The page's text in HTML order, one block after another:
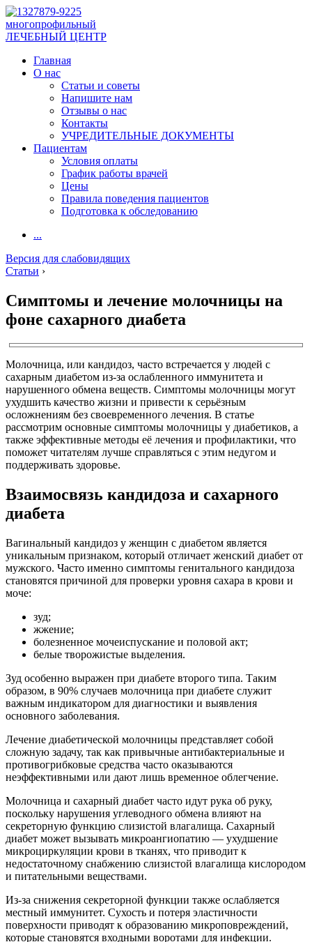
многопрофильный
ЛЕЧЕБНЫЙ ЦЕНТР
Главная
О нас
Статьи и советы
Напишите нам
Отзывы о нас
Контакты
УЧРЕДИТЕЛЬНЫЕ ДОКУМЕНТЫ
Пациентам
Условия оплаты
График работы врачей
Цены
Правила поведения пациентов
Подготовка к обследованию
...
Версия для слабовидящих
Статьи ›
Симптомы и лечение молочницы на
фоне сахарного диабета
Молочница, или кандидоз, часто встречается у людей с
сахарным диабетом из-за ослабленного иммунитета и
нарушенного обмена веществ. Симптомы молочницы могут
ухудшить качество жизни и привести к серьёзным
осложнениям без своевременного лечения. В статье
рассмотрим основные симптомы молочницы у диабетиков, а
также эффективные методы её лечения и профилактики, что
поможет читателям лучше справляться с этим недугом и
поддерживать здоровье.
Взаимосвязь кандидоза и сахарного
диабета
Вагинальный кандидоз у женщин с диабетом является
уникальным признаком, который отличает женский диабет от
мужского. Часто именно симптомы генитального кандидоза
становятся причиной для проверки уровня сахара в крови и
моче:
зуд;
жжение;
болезненное мочеиспускание и половой акт;
белые творожистые выделения.
Зуд особенно выражен при диабете второго типа. Таким
образом, в 90% случаев молочница при диабете служит
важным индикатором для диагностики и выявления
основного заболевания.
Лечение диабетической молочницы представляет собой
сложную задачу, так как привычные антибактериальные и
противогрибковые средства часто оказываются
неэффективными или дают лишь временное облегчение.
Молочница и сахарный диабет часто идут рука об руку,
поскольку нарушения углеводного обмена влияют на
секреторную функцию слизистой влагалища. Сахарный
диабет может вызывать микроангиопатию — ухудшение
микроциркуляции крови в тканях, что приводит к
недостаточному снабжению слизистой влагалища кислородом
и питательными веществами.
Из-за снижения секреторной функции также ослабляется
местный иммунитет. Сухость и потеря эластичности
поверхности приводят к образованию микроповреждений,
которые становятся входными воротами для инфекции.